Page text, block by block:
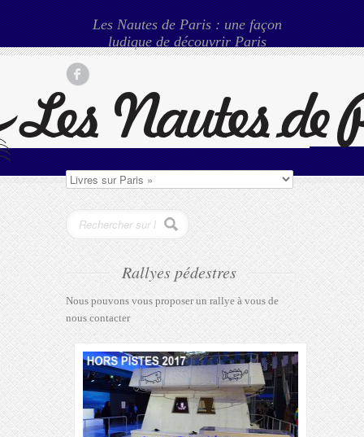
Les Nautes de Paris : une façon
ludique de découvrir Paris
Rallyes pédestres
Nous pouvons vous proposer un rallye à vous de
nous contacter